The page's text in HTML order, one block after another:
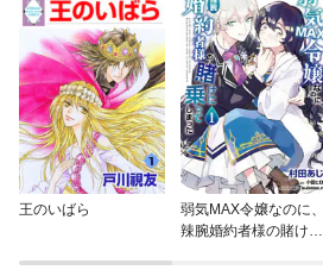
王のいばら
弱気MAX令嬢なのに、
辣腕婚約者様の賭けに